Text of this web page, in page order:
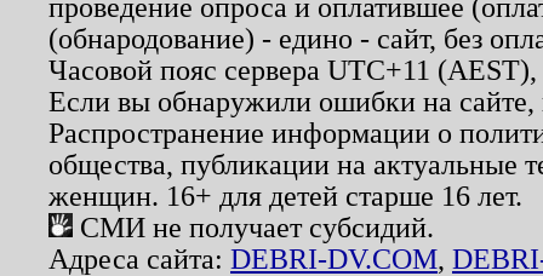
проведение опроса и оплатившее
(обнародование) - едино - сайт, без
Часовой пояс сервера UTC+11
Если вы обнаружили ошибки на
Распространение информации о
общества, публикации на актуальные
женщин. 16+ для детей старше 16 лет.
СМИ не получает субсидий.
Адреса сайта: DEBRI-DV.COM,